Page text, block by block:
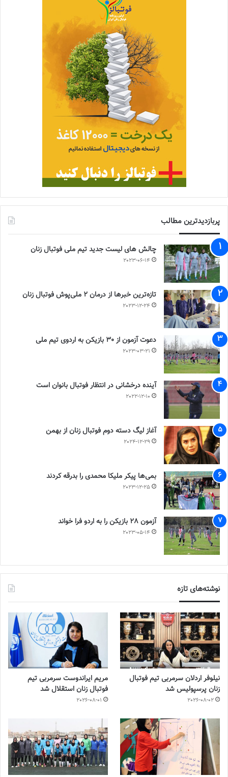
پربازدیدترین مطالب
چالش هاى ليست جدید تيم ملى فوتبال زنان
2023-06-14
تازه‌ترین خبرها از درمان ۲ ملی‌پوش فوتبال زنان
2023-12-24
دعوت آزمون از 30 بازیکن به اردوی تیم ملی
2023-03-21
آینده درخشانی در انتظار فوتبال بانوان است
2022-12-10
آغاز لیگ دسته دوم فوتبال زنان از بهمن
2024-12-29
بمی‌ها پیکر ملیکا محمدی را بدرقه کردند
2023-12-25
آزمون 28 بازیکن را به اردو فرا خواند
2023-05-14
نوشته‌های تازه
نیلوفر اردلان سرمربی تیم فوتبال
زنان پرسپولیس شد
2026-08-02
مریم ایراندوست سرمربی تیم
فوتبال زنان استقلال شد
2026-08-01